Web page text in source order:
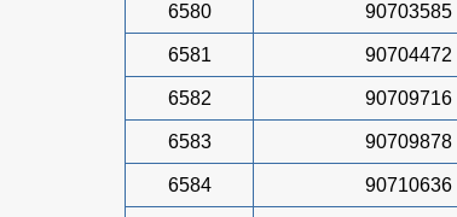
6580 90703585
6581 90704472
6582 90709716
6583 90709878
6584 90710636